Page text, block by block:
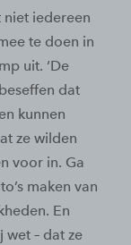
niet iedereen
te doen in
uit. ‘De
dat
kunnen
ze wilden
voor in. Ga
maken van
En
– dat ze